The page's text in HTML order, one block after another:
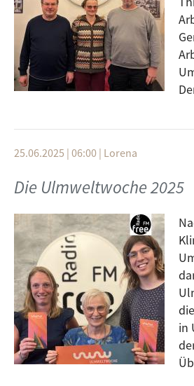
gehören das Vogelschutzgebiet
Blühwiesenprojekt sowie die
Streuobstwiesen. Außerdem
mehrere Biotope und bietet mit
Umweltbildung an Schulen an.
enger Zusammenarbeit mit der
der unteren Naturschutzbehörde.
25.06.2025 | 06:00 | Lorena
Die Ulmweltwoche 2025
in